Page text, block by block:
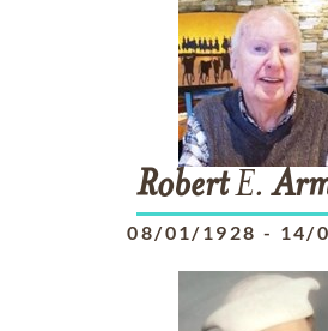
RobertE.
08/01/1928 - 14/